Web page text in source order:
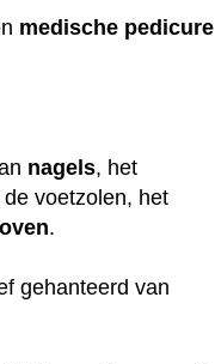
medische pedicure
nagels, het
voetzolen, het
.
gehanteerd van